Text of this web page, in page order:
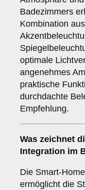
Badezimmers
Kombination
optimale
angenehmes
praktische
durchdachte
Empfehlung.
Was zeichnet
Integration im
Die Smart-
ermöglicht die